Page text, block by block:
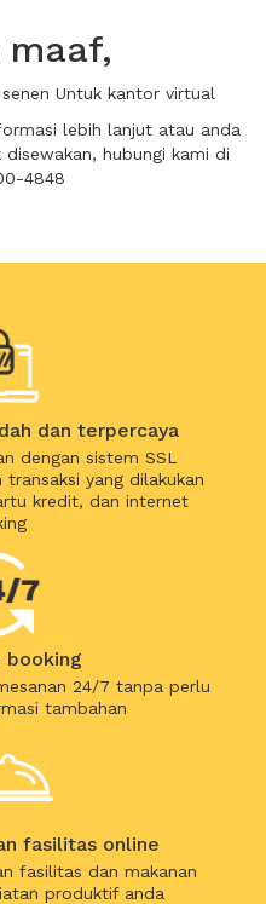
maaf,
Untuk kantor virtual
lebih lanjut atau anda
hubungi kami di
4848
dan terpercaya
dengan sistem SSL
transaksi yang dilakukan
kredit, dan internet
booking
24/7 tanpa perlu
tambahan
fasilitas online
fasilitas dan makanan
produktif anda